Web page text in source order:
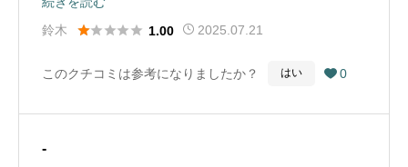
黙ってくださいと言われたみたいです。多くの実績があ
当然だな、と思います。注射の効果はなく（異常な出血
鈴木
 1.00 2025.07.21
このクチコミは参考になりましたか？ はい  0
-